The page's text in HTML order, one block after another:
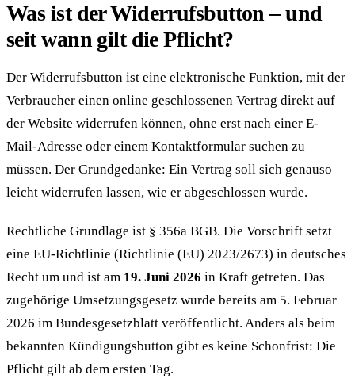
Was ist der Widerrufsbutton – und
seit wann gilt die Pflicht?
Der Widerrufsbutton ist eine elektronische Funktion, mit der
Verbraucher einen online geschlossenen Vertrag direkt auf
der Website widerrufen können, ohne erst nach einer E-
Mail-Adresse oder einem Kontaktformular suchen zu
müssen. Der Grundgedanke: Ein Vertrag soll sich genauso
leicht widerrufen lassen, wie er abgeschlossen wurde.
Rechtliche Grundlage ist § 356a BGB. Die Vorschrift setzt
eine EU-Richtlinie (Richtlinie (EU) 2023/2673) in deutsches
Recht um und ist am 19. Juni 2026 in Kraft getreten. Das
zugehörige Umsetzungsgesetz wurde bereits am 5. Februar
2026 im Bundesgesetzblatt veröffentlicht. Anders als beim
bekannten Kündigungsbutton gibt es keine Schonfrist: Die
Pflicht gilt ab dem ersten Tag.